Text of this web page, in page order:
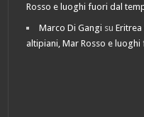
Rosso e luoghi fuori dal
Marco Di Gangi su
altipiani, Mar Rosso e